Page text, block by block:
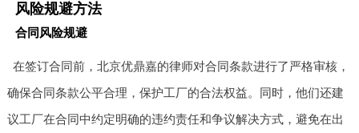
风险规避方法
合同风险规避
在签订合同前，北京优鼎嘉的律师对合同条款进行了严格审核，
确保合同条款公平合理，保护工厂的合法权益。同时，他们还建
议工厂在合同中约定明确的违约责任和争议解决方式，避免在出